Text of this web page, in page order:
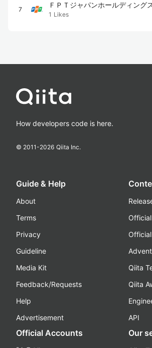
7
ＦＰＴジャパンホールディング
1 Likes
How developers code is here.
© 2011-2026 Qiita Inc.
Guide & Help
About
Terms
Privacy
Guideline
Media Kit
Feedback/Requests
Help
Advertisement
Qiita
Qiita
API
Official Accounts Our